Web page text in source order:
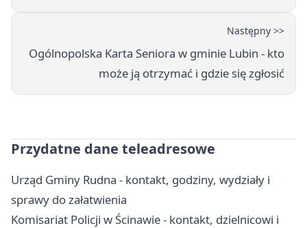
Następny >>
Ogólnopolska Karta Seniora w gminie Lubin - kto
może ją otrzymać i gdzie się zgłosić
Przydatne dane teleadresowe
Urząd Gminy Rudna - kontakt, godziny, wydziały i
sprawy do załatwienia
Komisariat Policji w Ścinawie - kontakt, dzielnicowi i